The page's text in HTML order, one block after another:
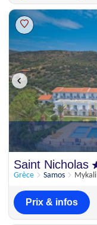
Saint Nicholas
Grèce Samos Mykali
Prix & infos